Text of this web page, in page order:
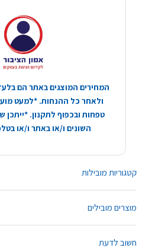
קטגוריות מובילות
מוצרים מובילים
חשוב לדעת
המחירים המוצגים באתר הם
ולאחר כל ההנחות. *למעט
טפחות ובכפוף לתקנון. *ייתכן
השונים ו/או באתר ו/או